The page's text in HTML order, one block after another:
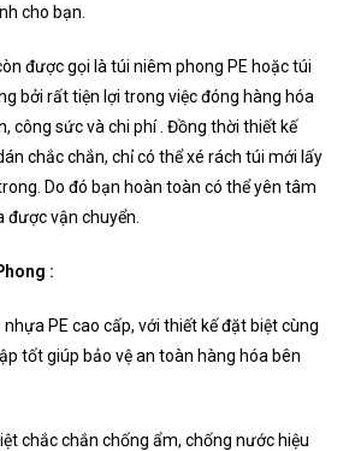
cho bạn.
được gọi là túi niêm phong PE hoặc túi
bởi rất tiện lợi trong việc đóng hàng hóa
công sức và chi phí . Đồng thời thiết kế
chắc chắn, chỉ có thể xé rách túi mới lấy
Do đó bạn hoàn toàn có thể yên tâm
được vận chuyển.
:
PE cao cấp, với thiết kế đặt biệt cùng
tốt giúp bảo vệ an toàn hàng hóa bên
chắc chắn chống ẩm, chống nước hiệu